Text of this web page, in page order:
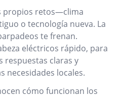
propios retos—clima
o tecnología nueva. La
te frenan.
eléctricos rápido, para
respuestas claras y
necesidades locales.
cómo funcionan los